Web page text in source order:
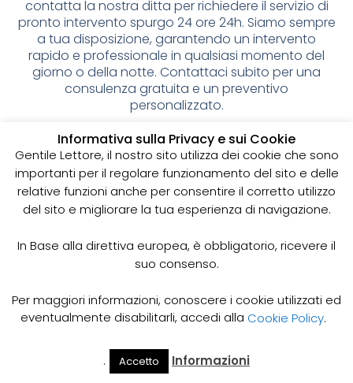
contatta la nostra ditta per richiedere il servizio di
pronto intervento spurgo 24 ore 24h. Siamo sempre
a tua disposizione, garantendo un intervento
rapido e professionale in qualsiasi momento del
giorno o della notte. Contattaci subito per una
consulenza gratuita e un preventivo
personalizzato.
Spurgo pozzi neri: cos’è e
perché è importante
I pozzi neri sono delle strutture sotterranee utilizzate
per la raccolta delle acque reflue domestiche,
sistema di smaltimento delle acque fognarie. Lo
spurgo dei pozzi neri è un’operazione essenziale
e prevenire il rischio di allagamenti, cattivi odori e
infezioni.
Lo spurgo dei pozzi neri viene effettuato mediante
l’utilizzo di apposite pompe e attrezzature
Cerca Il Mio
Informativa sulla Privacy e sui Cookie
Gentile Lettore, il nostro sito utilizza dei cookie che sono
importanti per il regolare funzionamento del sito e delle
relative funzioni anche per consentire il corretto utilizzo
del sito e migliorare la tua esperienza di navigazione.
In Base alla direttiva europea, è obbligatorio, ricevere il
suo consenso.
Per maggiori informazioni, conoscere i cookie utilizzati ed
eventualmente disabilitarli, accedi alla Cookie Policy.
. Accetto Informazioni